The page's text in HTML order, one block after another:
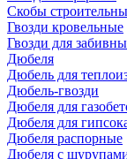
Скобы
Гвозди кровельные
Гвозди для
Дюбеля
Дюбель для
Дюбель-гвозди
Дюбеля для
Дюбеля для
Дюбеля распорные
Дюбеля с